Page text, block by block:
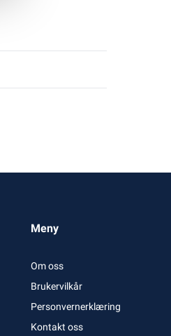
Meny
Om oss
Brukervilkår
Personvernerklæring
Kontakt oss